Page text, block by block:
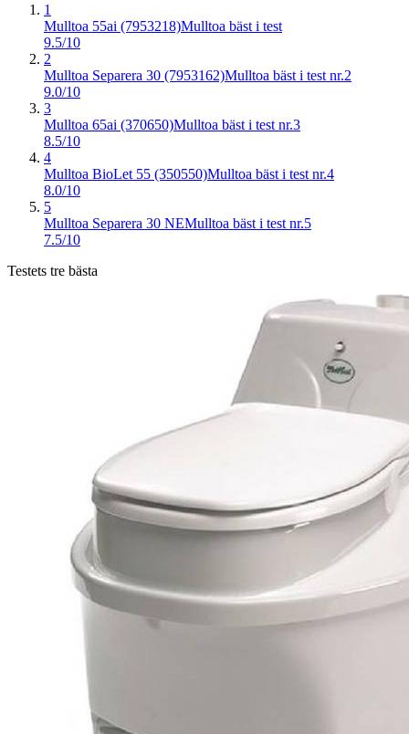
1
Mulltoa 55ai (7953218)Mulltoa bäst i test
9.5/10
2
Mulltoa Separera 30 (7953162)Mulltoa bäst i test nr.2
9.0/10
3
Mulltoa 65ai (370650)Mulltoa bäst i test nr.3
8.5/10
4
Mulltoa BioLet 55 (350550)Mulltoa bäst i test nr.4
8.0/10
5
Mulltoa Separera 30 NEMulltoa bäst i test nr.5
7.5/10
Testets tre bästa